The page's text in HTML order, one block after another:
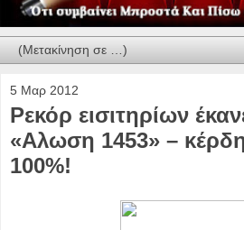
5 Μαρ 2012
Ρεκόρ εισιτηρίων
«Αλωση 1453» –
100%!